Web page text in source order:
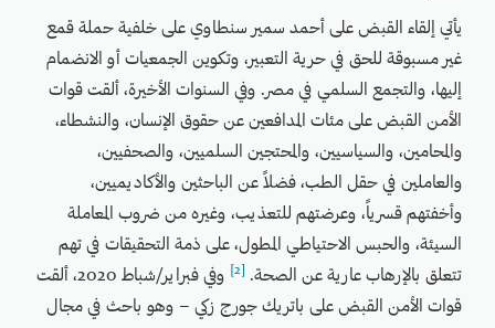
يأتي إلقاء القبض على أحمد سمير سنطاوي على خلفية حملة قمع
غير مسبوقة للحق في حرية التعبير، وتكوين الجمعيات أو الانضمام
إليها، والتجمع السلمي في مصر. وفي السنوات الأخيرة، ألقت قوات
الأمن القبض على مئات المدافعين عن حقوق الإنسان، والنشطاء،
والمحامين، والسياسيين، والمحتجين السلميين، والصحفيين،
والعاملين في حقل الطب، فضلاً عن الباحثين والأكاديميين،
وأخفتهم قسرياً، وعرضتهم للتعذيب، وغيره من ضروب المعاملة
السيئة، والحبس الاحتياطي المطول، على ذمة التحقيقات في تهم
تتعلق بالإرهاب عارية عن الصحة.
وفي فبراير/شباط 2020، ألقت
قوات الأمن القبض على باتريك جورج زكي – وهو باحث في مجال